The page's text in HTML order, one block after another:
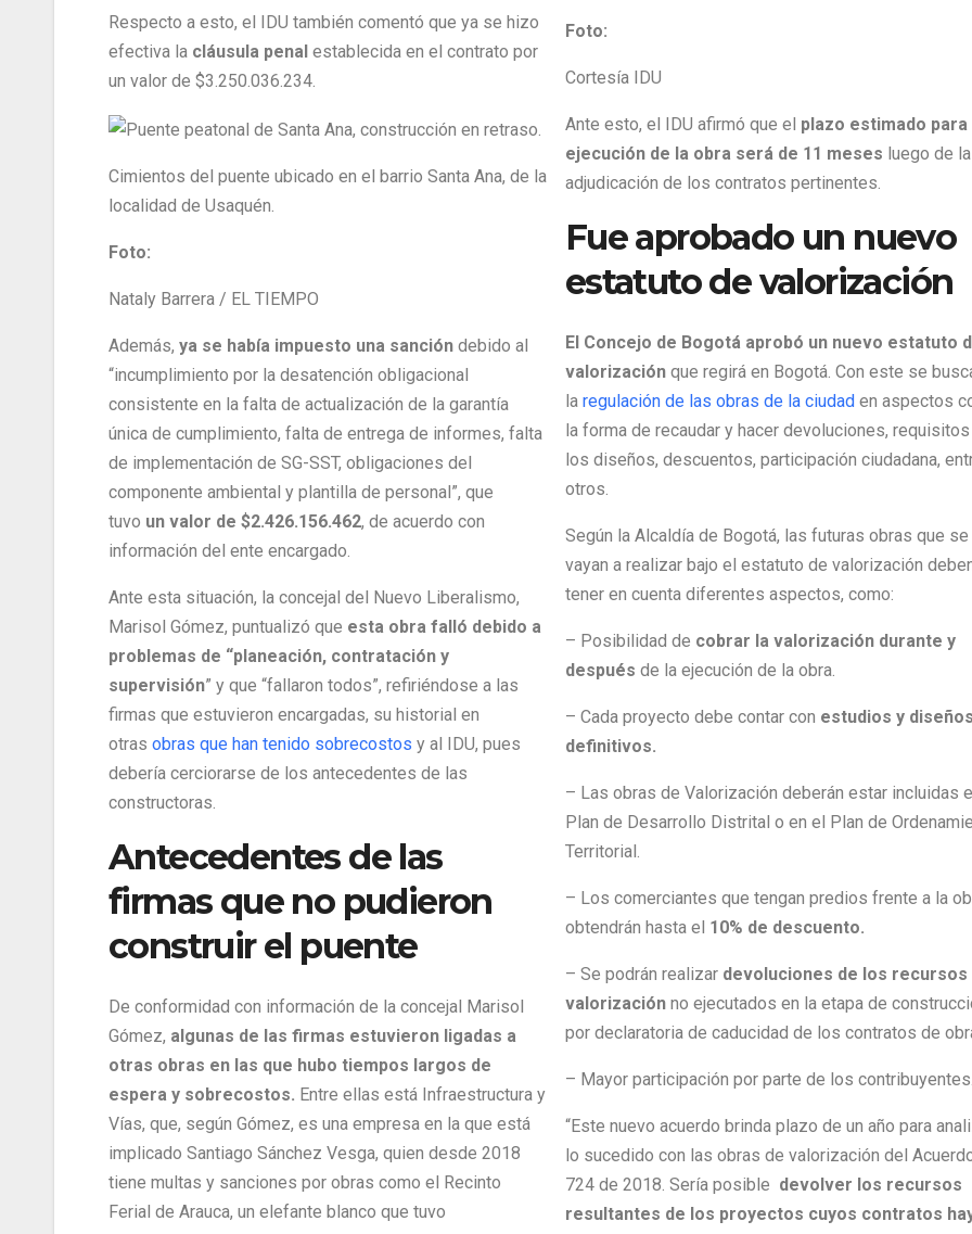
Respecto a esto, el IDU también comentó que ya se hizo
efectiva la cláusula penal establecida en el contrato por
un valor de $3.250.036.234.
Cimientos del puente ubicado en el barrio Santa Ana, de la
localidad de Usaquén.
Foto:
Nataly Barrera / EL TIEMPO
Además, ya se había impuesto una sanción debido al
“incumplimiento por la desatención obligacional
consistente en la falta de actualización de la garantía
única de cumplimiento, falta de entrega de informes, falta
de implementación de SG-SST, obligaciones del
componente ambiental y plantilla de personal”, que
tuvo un valor de $2.426.156.462, de acuerdo con
información del ente encargado.
Ante esta situación, la concejal del Nuevo Liberalismo,
Marisol Gómez, puntualizó que esta obra falló debido a
problemas de “planeación, contratación y
supervisión” y que “fallaron todos”, refiriéndose a las
firmas que estuvieron encargadas, su historial en
otras obras que han tenido sobrecostos y al IDU, pues
debería cerciorarse de los antecedentes de las
constructoras.
Antecedentes de las
firmas que no pudieron
construir el puente
De conformidad con información de la concejal Marisol
Gómez, algunas de las firmas estuvieron ligadas a
otras obras en las que hubo tiempos largos de
espera y sobrecostos. Entre ellas está Infraestructura y
Vías, que, según Gómez, es una empresa en la que está
implicado Santiago Sánchez Vesga, quien desde 2018
tiene multas y sanciones por obras como el Recinto
Ferial de Arauca, un elefante blanco que tuvo
Foto:
Cortesía IDU
Ante esto, el IDU afirmó que el plazo estimado para
ejecución de la obra será de 11 meses luego de la
adjudicación de los contratos pertinentes.
Fue aprobado un nuevo
estatuto de valorización
El Concejo de Bogotá aprobó un nuevo estatuto
valorizaciónque regirá en Bogotá. Con este se
laregulación de las obras de la ciudaden aspectos
la forma de recaudar y hacer devoluciones, requisitos
los diseños, descuentos, participación ciudadana,
otros.
Según la Alcaldía de Bogotá, las futuras obras que se
vayan a realizar bajo el estatuto de valorización
tener en cuenta diferentes aspectos, como:
– Posibilidad de cobrar la valorización durante y
después de la ejecución de la obra.
– Cada proyecto debe contar con estudios y diseños
definitivos.
– Las obras de Valorización deberán estar incluidas
Plan de Desarrollo Distrital o en el Plan de
Territorial.
– Los comerciantes que tengan predios frente a la
obtendrán hasta el 10% de descuento.
– Se podrán realizardevoluciones de los recursos
valorizaciónno ejecutados en la etapa de
por declaratoria de caducidad de los contratos de
– Mayor participación por parte de los contribuyentes.
“Este nuevo acuerdo brinda plazo de un año para
lo sucedido con las obras de valorización del
724 de 2018. Sería posible devolver los recursos
resultantes de los proyectos cuyos contratos